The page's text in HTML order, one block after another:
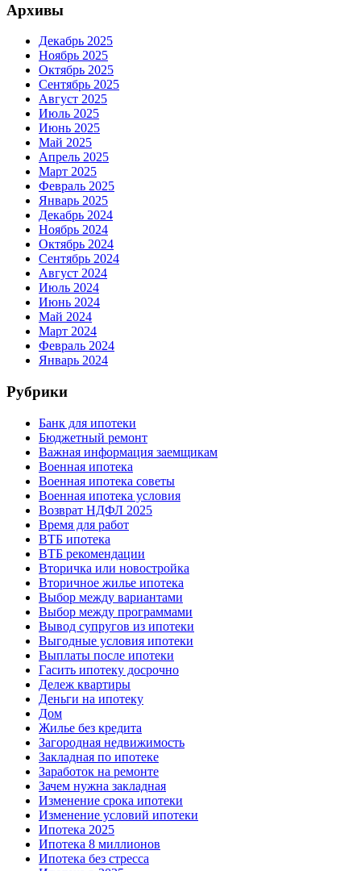
Архивы
Декабрь 2025
Ноябрь 2025
Октябрь 2025
Сентябрь 2025
Август 2025
Июль 2025
Июнь 2025
Май 2025
Апрель 2025
Март 2025
Февраль 2025
Январь 2025
Декабрь 2024
Ноябрь 2024
Октябрь 2024
Сентябрь 2024
Август 2024
Июль 2024
Июнь 2024
Май 2024
Март 2024
Февраль 2024
Январь 2024
Рубрики
Банк для ипотеки
Бюджетный ремонт
Важная информация заемщикам
Военная ипотека
Военная ипотека советы
Военная ипотека условия
Возврат НДФЛ 2025
Время для работ
ВТБ ипотека
ВТБ рекомендации
Вторичка или новостройка
Вторичное жилье ипотека
Выбор между вариантами
Выбор между программами
Вывод супругов из ипотеки
Выгодные условия ипотеки
Выплаты после ипотеки
Гасить ипотеку досрочно
Дележ квартиры
Деньги на ипотеку
Дом
Жилье без кредита
Загородная недвижимость
Закладная по ипотеке
Заработок на ремонте
Зачем нужна закладная
Изменение срока ипотеки
Изменение условий ипотеки
Ипотека 2025
Ипотека 8 миллионов
Ипотека без стресса